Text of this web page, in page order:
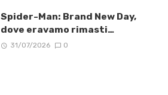
Spider-Man: Brand New Day,
dove eravamo rimasti…
31/07/2026 0